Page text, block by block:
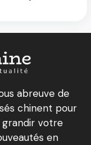
abreuve de
chinent pour
grandir votre
en